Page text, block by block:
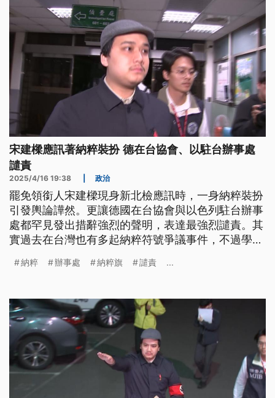
宋建樑應訊著納粹裝扮 德在台協會、以駐台辦事處
譴責
2025/4/16 19:38 政治
罷免領銜人宋建樑現身新北檢應訊時，一身納粹裝扮
引發輿論譁然。更讓德國在台協會與以色列駐台辦事
處都罕見發出措辭強烈的聲明，表達最強烈譴責。其
實過去在台灣也有多起納粹符號爭議事件，不過學者
傷痛，國人可能因不夠理解而誤用；但若是刻意為
納粹 辦事處 納粹旗 譴責 ...